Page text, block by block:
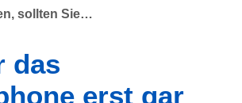
sollten Sie…
das
erst gar